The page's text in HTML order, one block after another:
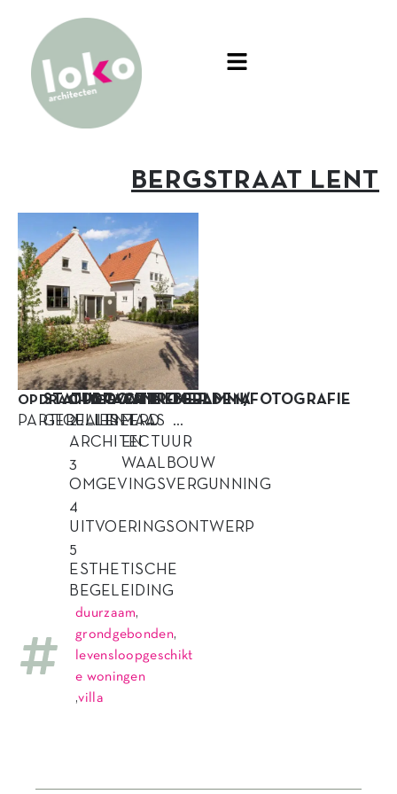
BERGSTRAAT LENT
OPDRACHTGEVER
PARTICULIER
STATUS
GEREALISEERD
OPDRACHT
2
ARCHITECTUUR
3
OMGEVINGSVERGUNNING
4
UITVOERINGSONTWERP
5
ESTHETISCHE
BEGELEIDING
LOCATIE
LENT
AANNEMER
MAAS
EN
WAALBOUW
PROGRAMMA
…
BEELDEN/FOTOGRAFIE
…
duurzaam,
grondgebonden,
levensloopgeschikt
e woningen
,villa